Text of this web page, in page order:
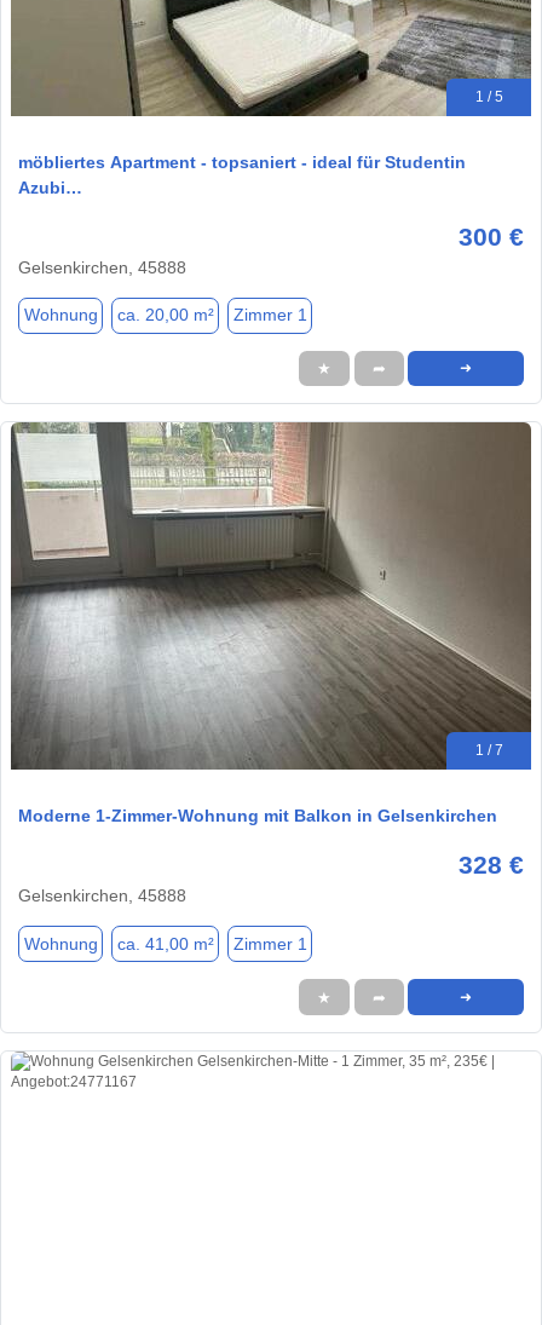
1 / 5
möbliertes Apartment - topsaniert - ideal für Studentin
Azubi…
300 €
Gelsenkirchen, 45888
Wohnung ca. 20,00 m² Zimmer 1
★ ➦ ➜
1 / 7
Moderne 1-Zimmer-Wohnung mit Balkon in Gelsenkirchen
328 €
Gelsenkirchen, 45888
Wohnung ca. 41,00 m² Zimmer 1
★ ➦ ➜